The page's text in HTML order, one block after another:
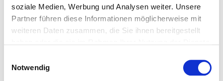
soziale Medien, Werbung und Analysen weiter. Unsere
Partner führen diese Informationen möglicherweise mit
weiteren Daten zusammen, die Sie ihnen bereitgestellt
Notwendig